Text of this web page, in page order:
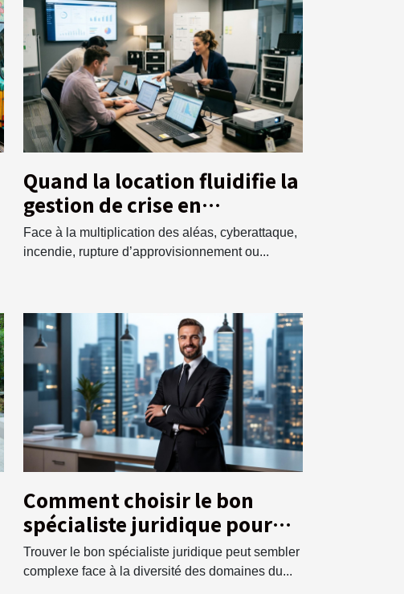
Quand la location fluidifie la
gestion de crise en
entreprise
Face à la multiplication des aléas, cyberattaque,
incendie, rupture d’approvisionnement ou...
Comment choisir le bon
spécialiste juridique pour
vos besoins ?
Trouver le bon spécialiste juridique peut sembler
complexe face à la diversité des domaines du...